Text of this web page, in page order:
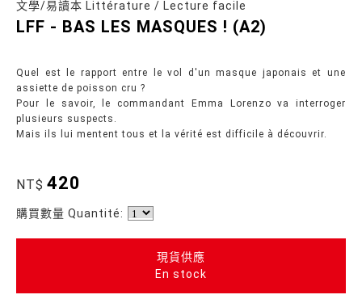
文學/易讀本 Littérature / Lecture facile
LFF - BAS LES MASQUES ! (A2)
Quel est le rapport entre le vol d'un masque japonais et une
assiette de poisson cru ?
Pour le savoir, le commandant Emma Lorenzo va interroger
plusieurs suspects.
Mais ils lui mentent tous et la vérité est difficile à découvrir.
NT$ 420
購買數量 Quantité:
現貨供應
En stock